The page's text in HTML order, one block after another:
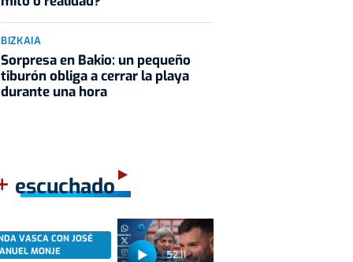
BIZKAIA
Sorpresa en Bakio: un pequeño
tiburón obliga a cerrar la playa
durante una hora
escuchado
52:11
VASCA CON JOSÉ
MONJE